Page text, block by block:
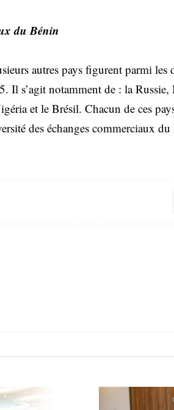
du Bénin
autres pays figurent parmi
Il s’agit notamment de : la Russie,
et le Brésil. Chacun de ces
des échanges commerciaux